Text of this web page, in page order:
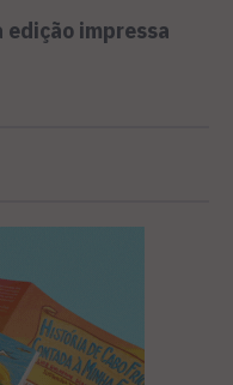
impressa